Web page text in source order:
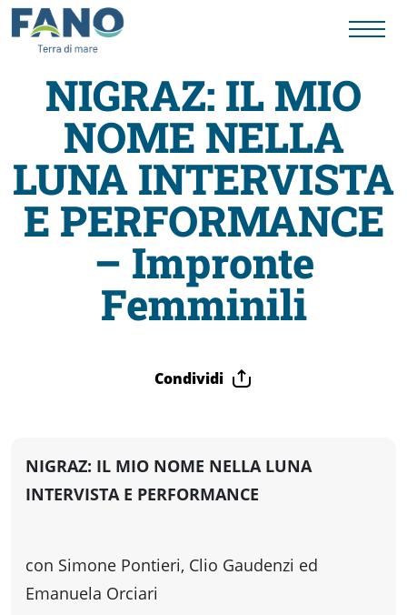
Fano
Visit
Card
Cose
Percorsi
Enogastronomia
NIGRAZ: IL MIO
NOME NELLA
LUNA INTERVISTA
E PERFORMANCE
– Impronte
Femminili
Condividi
NIGRAZ: IL MIO NOME NELLA LUNA
INTERVISTA E PERFORMANCE
con Simone Pontieri, Clio Gaudenzi ed
Emanuela Orciari